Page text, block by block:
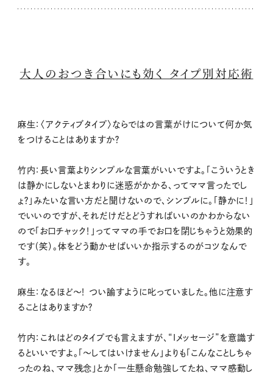
大人のおつき合いにも効く タイプ別対応術
麻生：〈アクティブタイプ〉ならではの言葉がけについて何か気
をつけることはありますか？
竹内：長い言葉よりシンプルな言葉がいいですよ。「こういうとき
は静かにしないとまわりに迷惑がかかる、ってママ言ったでし
ょ？」みたいな言い方だと聞けないので、シンプルに。「静かに！」
でいいのですが、それだけだとどうすればいいのかわからない
ので「お口チャック！」ってママの手でお口を閉じちゃうと効果的
です（笑）。体をどう動かせばいいか指示するのがコツなんで
す。
麻生：なるほど〜！ つい諭すように叱っていました。他に注意す
ることはありますか？
竹内：これはどのタイプでも言えますが、“Iメッセージ”を意識す
るといいですよ。「〜してはいけません」よりも「こんなことしちゃ
ったのね、ママ残念」とか「一生懸命勉強してたね、ママ感動し